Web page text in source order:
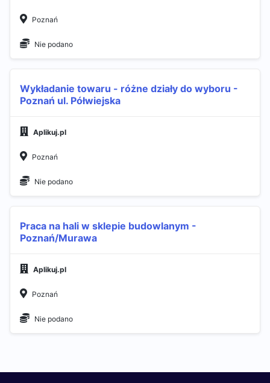
Poznań
Nie podano
Wykładanie towaru - różne działy do wyboru -
Poznań ul. Półwiejska
Aplikuj.pl
Poznań
Nie podano
Praca na hali w sklepie budowlanym -
Poznań/Murawa
Aplikuj.pl
Poznań
Nie podano